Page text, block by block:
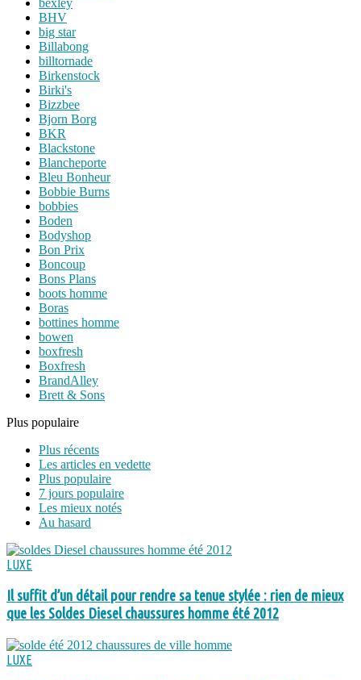
bexley
BHV
big star
Billabong
billtornade
Birkenstock
Birki's
Bizzbee
Bjorn Borg
BKR
Blackstone
Blancheporte
Bleu Bonheur
Bobbie Burns
bobbies
Boden
Bodyshop
Bon Prix
Boncoup
Bons Plans
boots homme
Boras
bottines homme
bowen
boxfresh
Boxfresh
BrandAlley
Brett & Sons
Plus populaire
Plus récents
Les articles en vedette
Plus populaire
7 jours populaire
Les mieux notés
Au hasard
LUXE
Il suffit d’un détail pour rendre sa tenue stylée : rien de mieux
que les Soldes Diesel chaussures homme été 2012
LUXE